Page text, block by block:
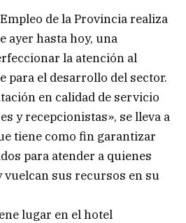
de la Provincia realiza
ayer hasta hoy, una
la atención al
para el desarrollo del sector.
en calidad de servicio
y recepcionistas», se lleva a
tiene como fin garantizar
para atender a quienes
sus recursos en su
lugar en el hotel